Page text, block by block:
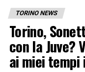
TORINO NEWS
Torino,
con la Juve?
ai miei